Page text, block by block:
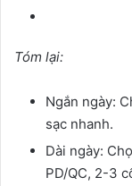
Tóm lại:
Ngắn ngày:
sạc nhanh.
Dài ngày:
PD/QC, 2-3